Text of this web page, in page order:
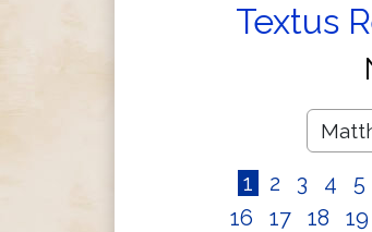
Textus
1 2 3 4 5
16
17 18 19